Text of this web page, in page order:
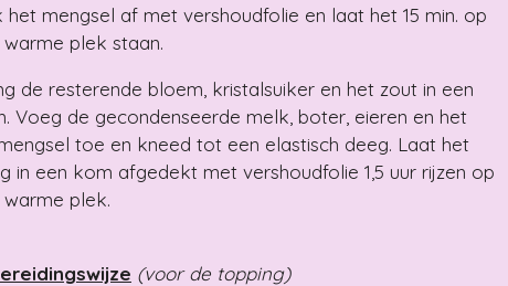
het mengsel af met vershoudfolie en laat het 15 min. op
warme plek staan.
de resterende bloem, kristalsuiker en het zout in een
Voeg de gecondenseerde melk, boter, eieren en het
toe en kneed tot een elastisch deeg. Laat het
in een kom afgedekt met vershoudfolie 1,5 uur rijzen op
warme plek.
(voor de topping)